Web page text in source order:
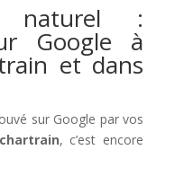
naturel :
Google à
et dans
sur Google par vos
, c’est encore